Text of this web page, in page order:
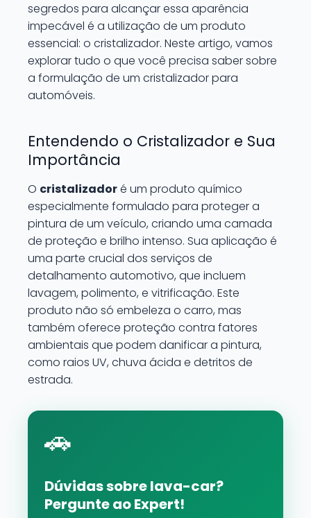
segredos para alcançar essa aparência
impecável é a utilização de um produto
essencial: o cristalizador. Neste artigo, vamos
explorar tudo o que você precisa saber sobre
a formulação de um cristalizador para
automóveis.
Entendendo o Cristalizador e Sua
Importância
O cristalizadoré um produto químico
especialmente formulado para proteger a
pintura de um veículo, criando uma camada
de proteção e brilho intenso. Sua aplicação é
uma parte crucial dos serviços de
detalhamento automotivo, que incluem
lavagem, polimento, e vitrificação. Este
produto não só embeleza o carro, mas
também oferece proteção contra fatores
ambientais que podem danificar a pintura,
como raios UV, chuva ácida e detritos de
estrada.
🚗
Dúvidas sobre lava-car?
Pergunte ao Expert!